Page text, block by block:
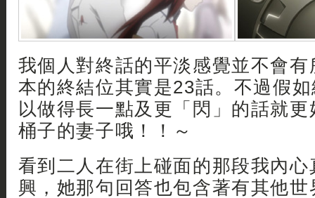
我個人對終話的平淡感覺並不會
本的終結位其實是23話。不過假
以做得長一點及更「閃」的話就
桶子的妻子哦！！～
看到二人在街上碰面的那段我內
興，她那句回答也包含著有其他